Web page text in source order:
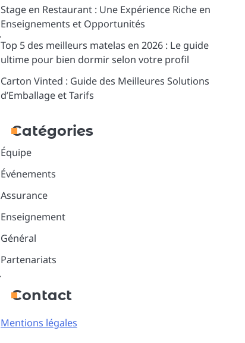
Stage en Restaurant : Une Expérience Riche en
Enseignements et Opportunités
Top 5 des meilleurs matelas en 2026 : Le guide
ultime pour bien dormir selon votre profil
Carton Vinted : Guide des Meilleures Solutions
d’Emballage et Tarifs
Catégories
Équipe
Événements
Assurance
Enseignement
Général
Partenariats
Contact
Mentions légales